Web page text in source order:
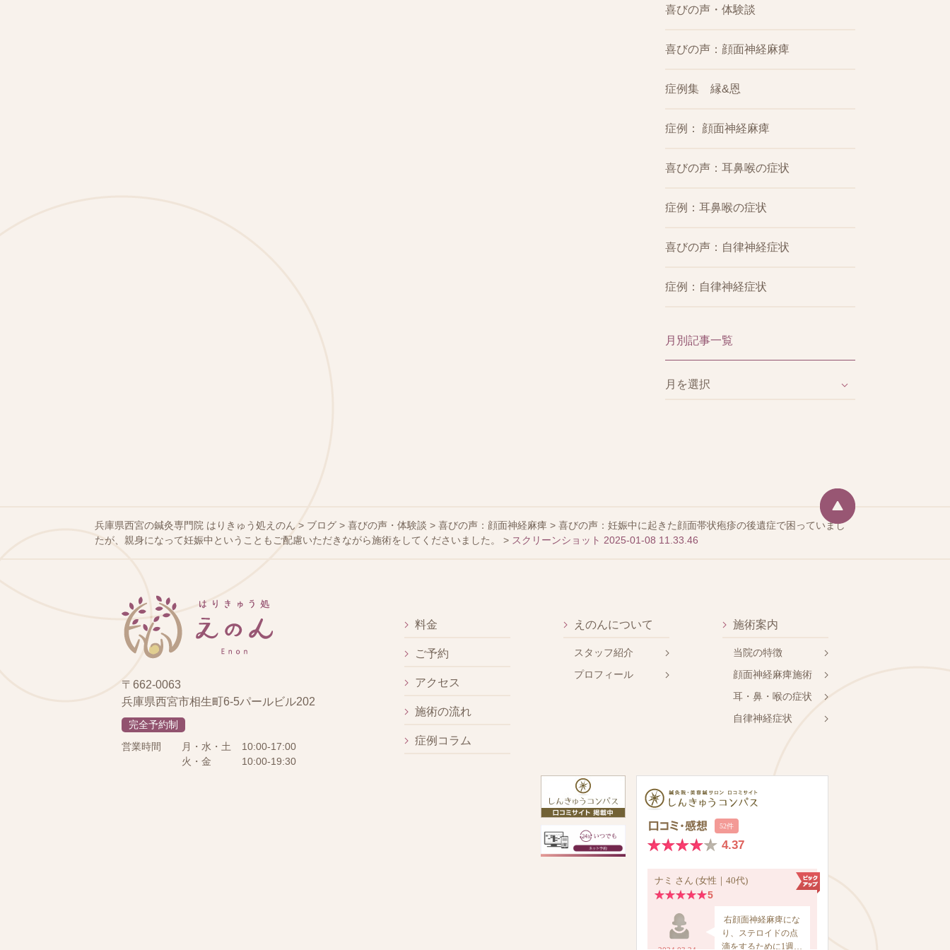
喜びの声・体験談
喜びの声：顔面神経麻痺
症例集 縁&恩
症例： 顔面神経麻痺
喜びの声：耳鼻喉の症状
症例：耳鼻喉の症状
喜びの声：自律神経症状
症例：自律神経症状
月別記事一覧
兵庫県西宮の鍼灸専門院 はりきゅう処えのん > ブログ >喜びの声・体験談 >喜びの声：顔面神経麻痺 >喜びの声：妊娠中に起きた顔面帯状疱疹の後遺症で困っていまし
たが、親身になって妊娠中ということもご配慮いただきながら施術をしてくださいました。
> スクリーンショット 2025-01-08 11.33.46
〒662-0063
兵庫県西宮市相生町6-5パールビル202
完全予約制
営業時間
月・水・土
10:00-17:00
火・金
10:00-19:30
料金
ご予約
アクセス
施術の流れ
症例コラム
えのんについて
スタッフ紹介
プロフィール
施術案内
当院の特徴
顔面神経麻痺施術
耳・鼻・喉の症状
自律神経症状